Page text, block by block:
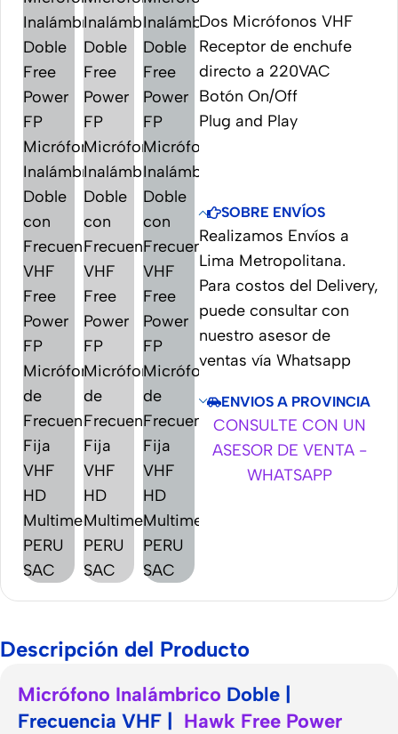
Dos Micrófonos VHF
Receptor de enchufe
directo a 220VAC
Botón On/Off
Plug and Play
SOBRE ENVÍOS
Realizamos Envíos a
Lima Metropolitana.
Para costos del Delivery,
puede consultar con
nuestro asesor de
ventas vía Whatsapp
ENVIOS A PROVINCIA
CONSULTE CON UN
ASESOR DE VENTA -
WHATSAPP
Descripción del Producto
Micrófono Inalámbrico Doble |
Frecuencia VHF | Hawk Free Power